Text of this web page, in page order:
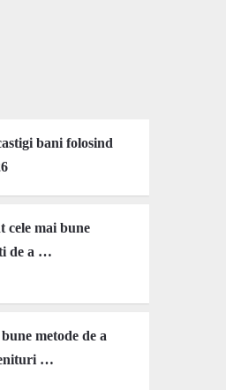
bani folosind
cele mai bune
de a …
metode de a
…